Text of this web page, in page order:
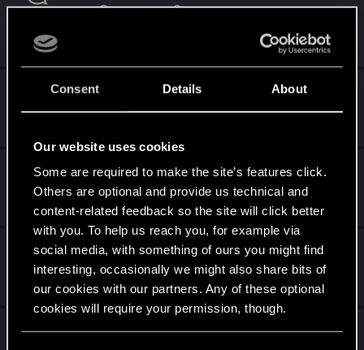
Consent Details About
Our website uses cookies
Some are required to make the site’s features click.
Others are optional and provide us technical and
content-related feedback so the site will click better
with you. To help us reach you, for example via
social media, with something of ours you might find
interesting, occasionally we might also share bits of
our cookies with our partners. Any of these optional
cookies will require your permission, though.
после 3х зарядов?
Aug 23, 2019
Контракт "Всевидящее Око"
Случайное вскрытие, баг?
2 1K
Nov 24, 2018
Карта Риенс
5 4K
Jul 15, 2018
Создаём универсальную колоду.